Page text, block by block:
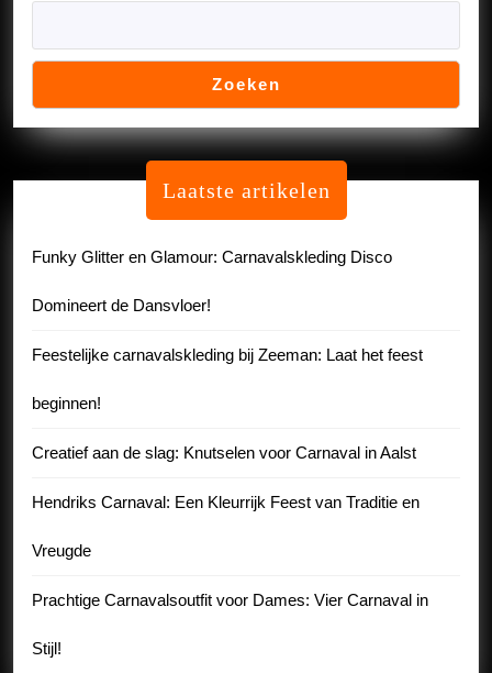
Zoeken
Laatste artikelen
Funky Glitter en Glamour: Carnavalskleding Disco
Domineert de Dansvloer!
Feestelijke carnavalskleding bij Zeeman: Laat het feest
beginnen!
Creatief aan de slag: Knutselen voor Carnaval in Aalst
Hendriks Carnaval: Een Kleurrijk Feest van Traditie en
Vreugde
Prachtige Carnavalsoutfit voor Dames: Vier Carnaval in
Stijl!